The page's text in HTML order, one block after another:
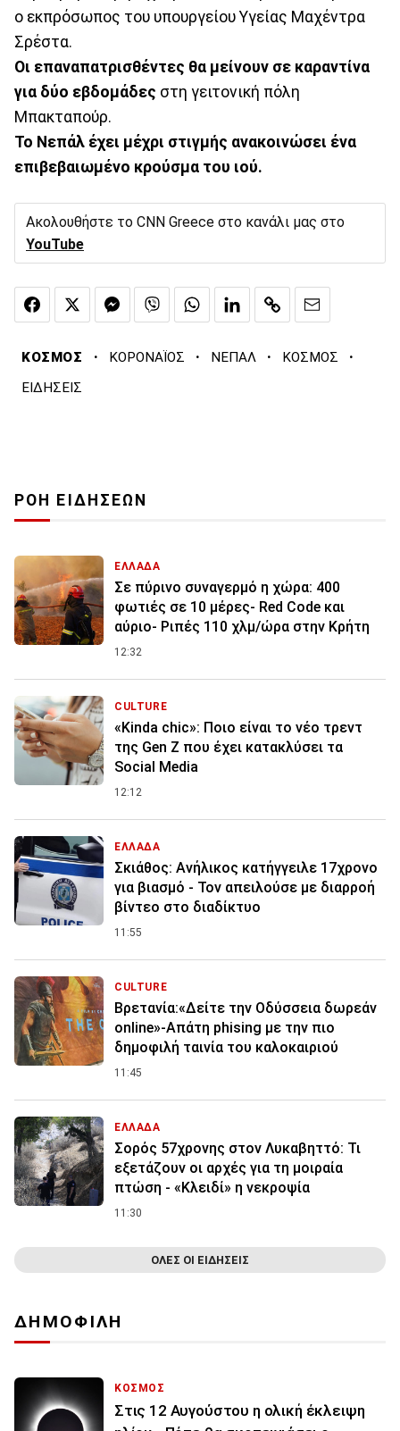
ο εκπρόσωπος του υπουργείου Υγείας Μαχέντρα
Σρέστα.
Οι επαναπατρισθέντες θα μείνουν σε καραντίνα
για δύο εβδομάδες στη γειτονική πόλη
Μπακταπούρ.
Το Νεπάλ έχει μέχρι στιγμής ανακοινώσει ένα
επιβεβαιωμένο κρούσμα του ιού.
Ακολουθήστε το CNN Greece στο κανάλι μας στο
YouTube
ΚΟΣΜΟΣ · ΚΟΡΟΝΑΪΟΣ · ΝΕΠΑΛ · ΚΟΣΜΟΣ ·
ΕΙΔΗΣΕΙΣ
ΡΟΗ ΕΙΔΗΣΕΩΝ
ΕΛΛΑΔΑ
Σε πύρινο συναγερμό η χώρα: 400
φωτιές σε 10 μέρες- Red Code και
αύριο- Ριπές 110 χλμ/ώρα στην Κρήτη
12:32
CULTURE
«Kinda chic»: Ποιο είναι το νέο τρεντ
της Gen Z που έχει κατακλύσει τα
Social Media
12:12
ΕΛΛΑΔΑ
Σκιάθος: Ανήλικος κατήγγειλε 17χρονο
για βιασμό - Τον απειλούσε με διαρροή
βίντεο στο διαδίκτυο
11:55
CULTURE
Βρετανία:«Δείτε την Οδύσσεια δωρεάν
online»-Απάτη phising με την πιο
δημοφιλή ταινία του καλοκαιριού
11:45
ΕΛΛΑΔΑ
Σορός 57χρονης στον Λυκαβηττό: Τι
εξετάζουν οι αρχές για τη μοιραία
πτώση - «Κλειδί» η νεκροψία
11:30
ΟΛΕΣ ΟΙ ΕΙΔΗΣΕΙΣ
ΔΗΜΟΦΙΛΗ
ΚΟΣΜΟΣ
Στις 12 Αυγούστου η ολική έκλειψη